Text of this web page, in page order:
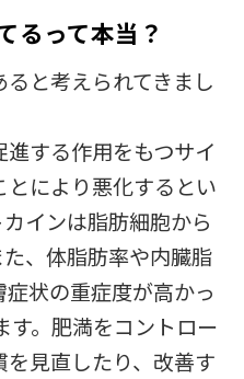
るって本当？
と考えられてきまし
する作用をもつサイ
とにより悪化するとい
インは脂肪細胞から
、体脂肪率や内臓脂
状の重症度が高かっ
す。肥満をコントロー
見直したり、改善す